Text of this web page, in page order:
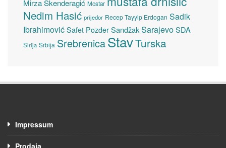
Mirza Skenderagić Mostar
Nedim Hasić prijedor Recep Tayyip Erdogan Sadik
Ibrahimović Safet Pozder SandžakSarajevoSDA
Sirija Srbija SrebrenicaStavTurska
Impressum
Prodaja